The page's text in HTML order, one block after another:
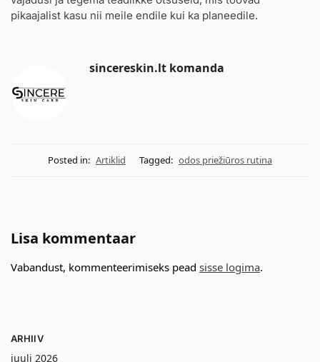
pikaajalist kasu nii meile endile kui ka planeedile.
sincereskin.lt komanda
Posted in: Artiklid Tagged: odos priežiūros rutina
Lisa kommentaar
Vabandust, kommenteerimiseks pead sisse logima.
ARHIIV
juuli 2026